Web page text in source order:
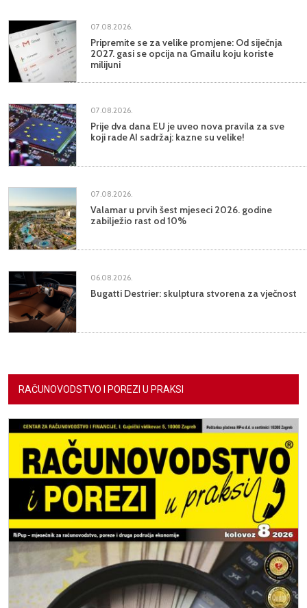
07.08.2026.
Pripremite se za velike promjene: Od siječnja
2027. gasi se opcija na Gmailu koju koriste
milijuni
07.08.2026.
Prije dva dana EU je uveo nova pravila za sve
koji rade AI sadržaj: kazne su velike!
07.08.2026.
Valamar u prvih šest mjeseci 2026. godine
zabilježio rast od 10%
06.08.2026.
Bugatti Destrier: skulptura stvorena za vječnost
RAČUNOVODSTVO I POREZI U PRAKSI